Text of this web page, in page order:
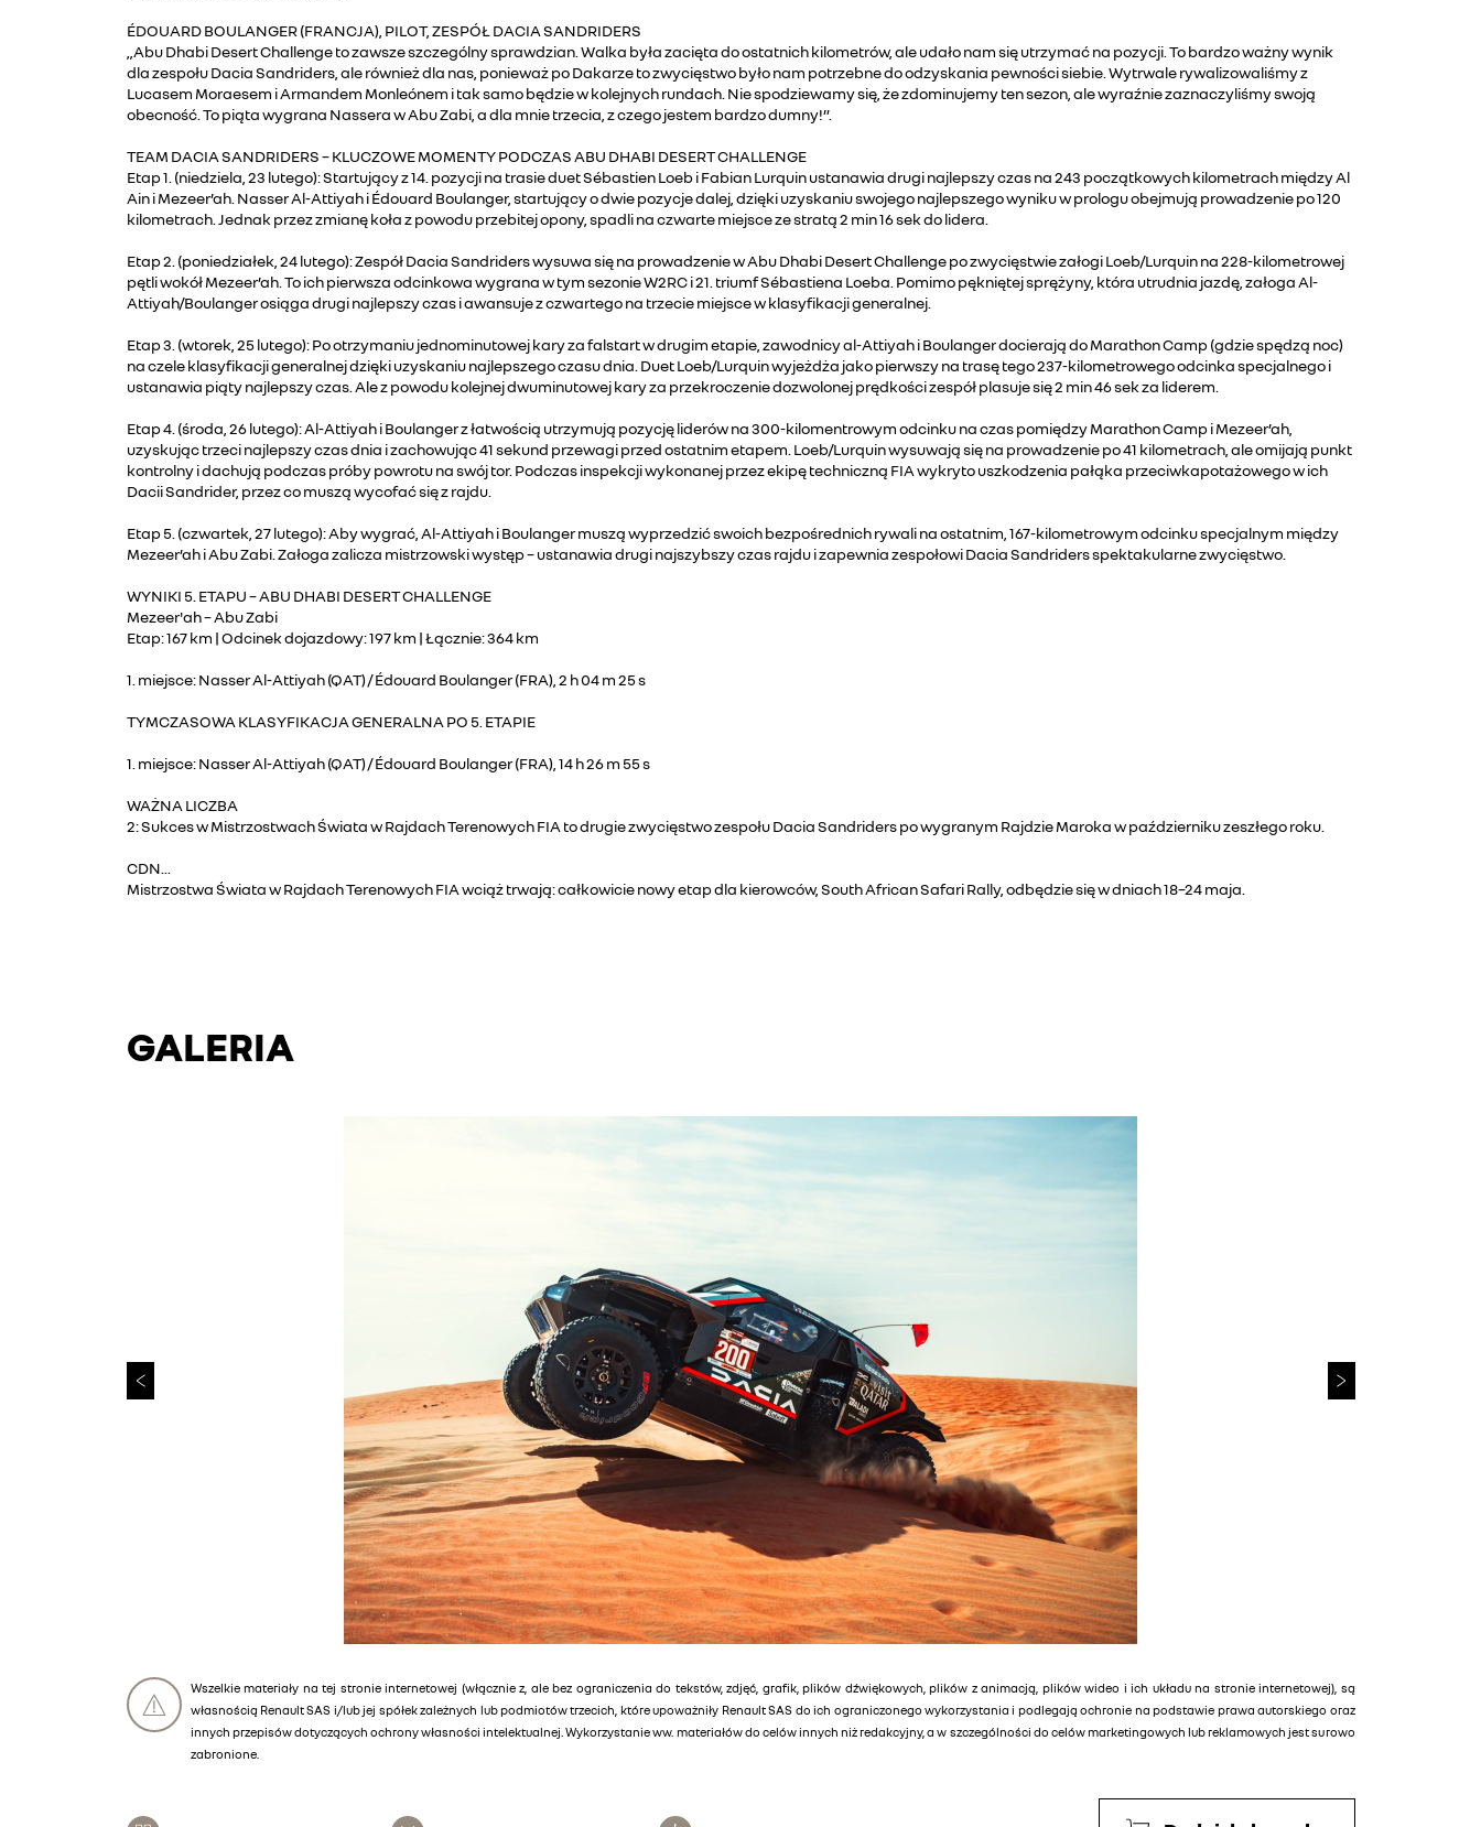
ÉDOUARD BOULANGER (FRANCJA), PILOT, ZESPÓŁ DACIA SANDRIDERS
„Abu Dhabi Desert Challenge to zawsze szczególny sprawdzian. Walka była zacięta do ostatnich kilometrów, ale udało nam się utrzymać na pozycji. To bardzo ważny wynik
dla zespołu Dacia Sandriders, ale również dla nas, ponieważ po Dakarze to zwycięstwo było nam potrzebne do odzyskania pewności siebie. Wytrwale rywalizowaliśmy z
Lucasem Moraesem i Armandem Monleónem i tak samo będzie w kolejnych rundach. Nie spodziewamy się, że zdominujemy ten sezon, ale wyraźnie zaznaczyliśmy swoją
obecność. To piąta wygrana Nassera w Abu Zabi, a dla mnie trzecia, z czego jestem bardzo dumny!”.
TEAM DACIA SANDRIDERS – KLUCZOWE MOMENTY PODCZAS ABU DHABI DESERT CHALLENGE
Etap 1. (niedziela, 23 lutego): Startujący z 14. pozycji na trasie duet Sébastien Loeb i Fabian Lurquin ustanawia drugi najlepszy czas na 243 początkowych kilometrach między Al
Ain i Mezeer’ah. Nasser Al-Attiyah i Édouard Boulanger, startujący o dwie pozycje dalej, dzięki uzyskaniu swojego najlepszego wyniku w prologu obejmują prowadzenie po 120
kilometrach. Jednak przez zmianę koła z powodu przebitej opony, spadli na czwarte miejsce ze stratą 2 min 16 sek do lidera.
Etap 2. (poniedziałek, 24 lutego): Zespół Dacia Sandriders wysuwa się na prowadzenie w Abu Dhabi Desert Challenge po zwycięstwie załogi Loeb/Lurquin na 228-kilometrowej
pętli wokół Mezeer’ah. To ich pierwsza odcinkowa wygrana w tym sezonie W2RC i 21. triumf Sébastiena Loeba. Pomimo pękniętej sprężyny, która utrudnia jazdę, załoga Al-
Attiyah/Boulanger osiąga drugi najlepszy czas i awansuje z czwartego na trzecie miejsce w klasyfikacji generalnej.
Etap 3. (wtorek, 25 lutego): Po otrzymaniu jednominutowej kary za falstart w drugim etapie, zawodnicy al-Attiyah i Boulanger docierają do Marathon Camp (gdzie spędzą noc)
na czele klasyfikacji generalnej dzięki uzyskaniu najlepszego czasu dnia. Duet Loeb/Lurquin wyjeżdża jako pierwszy na trasę tego 237-kilometrowego odcinka specjalnego i
ustanawia piąty najlepszy czas. Ale z powodu kolejnej dwuminutowej kary za przekroczenie dozwolonej prędkości zespół plasuje się 2 min 46 sek za liderem.
Etap 4. (środa, 26 lutego): Al-Attiyah i Boulanger z łatwością utrzymują pozycję liderów na 300-kilomentrowym odcinku na czas pomiędzy Marathon Camp i Mezeer’ah,
uzyskując trzeci najlepszy czas dnia i zachowując 41 sekund przewagi przed ostatnim etapem. Loeb/Lurquin wysuwają się na prowadzenie po 41 kilometrach, ale omijają punkt
kontrolny i dachują podczas próby powrotu na swój tor. Podczas inspekcji wykonanej przez ekipę techniczną FIA wykryto uszkodzenia pałąka przeciwkapotażowego w ich
Dacii Sandrider, przez co muszą wycofać się z rajdu.
Etap 5. (czwartek, 27 lutego): Aby wygrać, Al-Attiyah i Boulanger muszą wyprzedzić swoich bezpośrednich rywali na ostatnim, 167-kilometrowym odcinku specjalnym między
Mezeer’ah i Abu Zabi. Załoga zalicza mistrzowski występ – ustanawia drugi najszybszy czas rajdu i zapewnia zespołowi Dacia Sandriders spektakularne zwycięstwo.
WYNIKI 5. ETAPU – ABU DHABI DESERT CHALLENGE
Mezeer'ah – Abu Zabi
Etap: 167 km | Odcinek dojazdowy: 197 km | Łącznie: 364 km
1. miejsce: Nasser Al-Attiyah (QAT) / Édouard Boulanger (FRA), 2 h 04 m 25 s
TYMCZASOWA KLASYFIKACJA GENERALNA PO 5. ETAPIE
1. miejsce: Nasser Al-Attiyah (QAT) / Édouard Boulanger (FRA), 14 h 26 m 55 s
WAŻNA LICZBA
2: Sukces w Mistrzostwach Świata w Rajdach Terenowych FIA to drugie zwycięstwo zespołu Dacia Sandriders po wygranym Rajdzie Maroka w październiku zeszłego roku.
CDN...
Mistrzostwa Świata w Rajdach Terenowych FIA wciąż trwają: całkowicie nowy etap dla kierowców, South African Safari Rally, odbędzie się w dniach 18–24 maja.
GALERIA
Wszelkie materiały na tej stronie internetowej (włącznie z, ale bez ograniczenia do tekstów, zdjęć, grafik, plików dźwiękowych, plików z animacją, plików wideo i ich układu na stronie internetowej), są
własnością Renault SAS i/lub jej spółek zależnych lub podmiotów trzecich, które upoważniły Renault SAS do ich ograniczonego wykorzystania i podlegają ochronie na podstawie prawa autorskiego oraz
innych przepisów dotyczących ochrony własności intelektualnej. Wykorzystanie ww. materiałów do celów innych niż redakcyjny, a w szczególności do celów marketingowych lub reklamowych jest surowo
zabronione.